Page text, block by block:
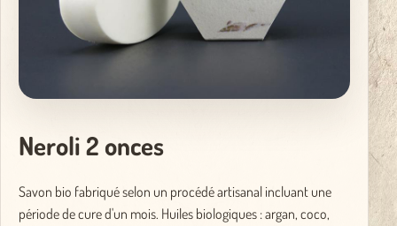
Neroli 2 onces
Savon bio fabriqué selon un procédé artisanal incluant une
période de cure d'un mois. Huiles biologiques : argan, coco,